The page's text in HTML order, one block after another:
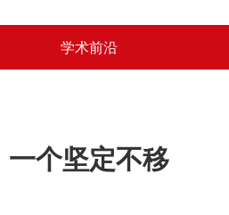
学术前沿
个坚定不移